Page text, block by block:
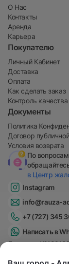
О Нас
Контакты
Аренда
Карьера
Покупателю
Личный Кабинет
Доставка
Оплата
Как сделать заказ
Контроль качества
Документы
Политика
Договор
Условия возврата
По
в Центр
Instagram
info@rauza-
+7 (727) 345
Написать в
Лицензия